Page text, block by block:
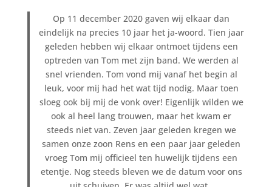
Op 11 december 2020 gaven wij elkaar dan
eindelijk na precies 10 jaar het ja-woord. Tien jaar
geleden hebben wij elkaar ontmoet tijdens een
optreden van Tom met zijn band. We werden al
snel vrienden. Tom vond mij vanaf het begin al
leuk, voor mij had het wat tijd nodig. Maar toen
sloeg ook bij mij de vonk over! Eigenlijk wilden we
ook al heel lang trouwen, maar het kwam er
steeds niet van. Zeven jaar geleden kregen we
samen onze zoon Rens en een paar jaar geleden
vroeg Tom mij officieel ten huwelijk tijdens een
etentje. Nog steeds bleven we de datum voor ons